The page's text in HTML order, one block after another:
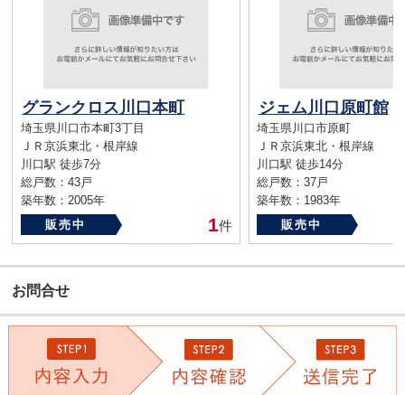
グランクロス川口本町
埼玉県川口市本町3丁目
ＪＲ京浜東北・根岸線
川口駅 徒歩7分
総戸数：43戸
築年数：2005年
販売中
1件
ジェム川口原町館
埼玉県川口市原町
ＪＲ京浜東北・根岸線
川口駅 徒歩14分
総戸数：37戸
築年数：1983年
販売中
お問合せ